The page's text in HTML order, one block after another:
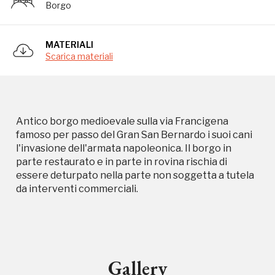
Borgo
MATERIALI
Scarica materiali
Antico borgo medioevale sulla via Francigena
famoso per passo del Gran San Bernardo i suoi cani
l'invasione dell'armata napoleonica. Il borgo in
parte restaurato e in parte in rovina rischia di
essere deturpato nella parte non soggetta a tutela
da interventi commerciali.
Gallery
da interventi commerciali.
Storico campagne in questo
luogo